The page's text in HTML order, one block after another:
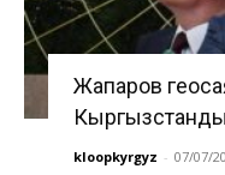
Жапаров
kloopkyrgyz - 07/07/